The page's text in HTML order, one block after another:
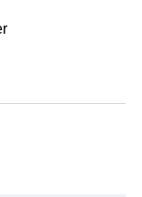
1821-1883